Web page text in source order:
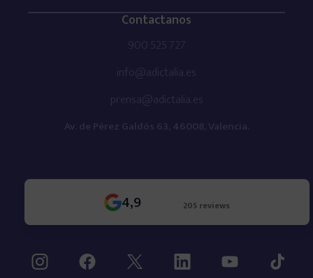
Contactanos
900 525 727
info@adictalia.es
prensa@adictalia.es
Av. de Pérez Galdós 63, 46008, Valencia.
4,9 205 reviews